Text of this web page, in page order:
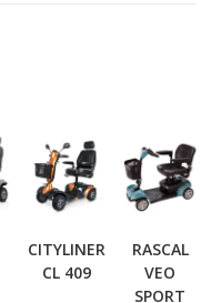
CITYLINER
CL 409
RASCAL
VEO
SPORT